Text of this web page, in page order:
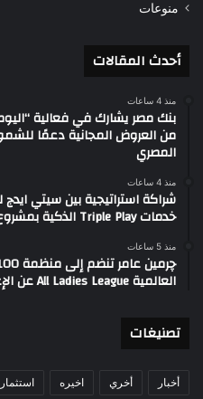
منوعات
أحدث المقالات
منذ 4 ساعات
بنك مصر يشارك في فعالية
من العروض المجانية دعمًا
المصري
منذ 4 ساعات
شراكة استراتيجية بين سيتي
خدمات Triple Play الذكية بمشروع داون تاون بالعلمين الجديدة
منذ 5 ساعات
العالمية All Ladies League عن الإعلام الرقمي والتجارة الإلكترونية
تصنيغات
أخبار أخري اخيره استثمار